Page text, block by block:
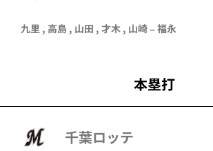
九里 , 高島 , 山田 , 才木 , 山崎–福永
本塁打
千葉ロッテ